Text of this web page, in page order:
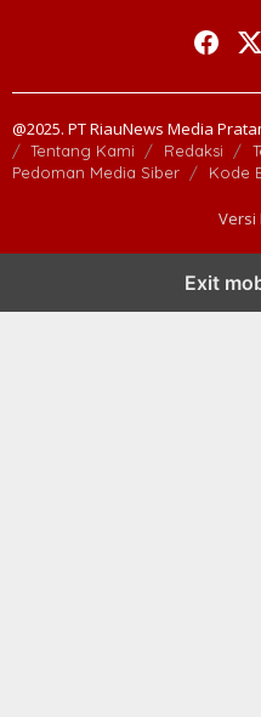
@2025. PT RiauNews Media
Tentang Kami Redaksi
Pedoman Media Siber
Kode
Versi
Exit